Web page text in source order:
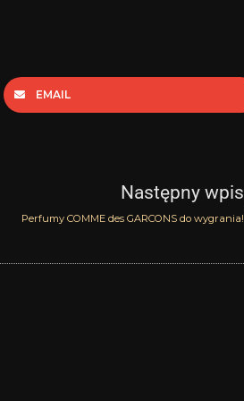
EMAIL
Następny wpis
Perfumy COMME des GARCONS do wygrania!